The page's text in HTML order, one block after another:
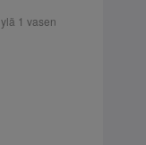
1 vasen